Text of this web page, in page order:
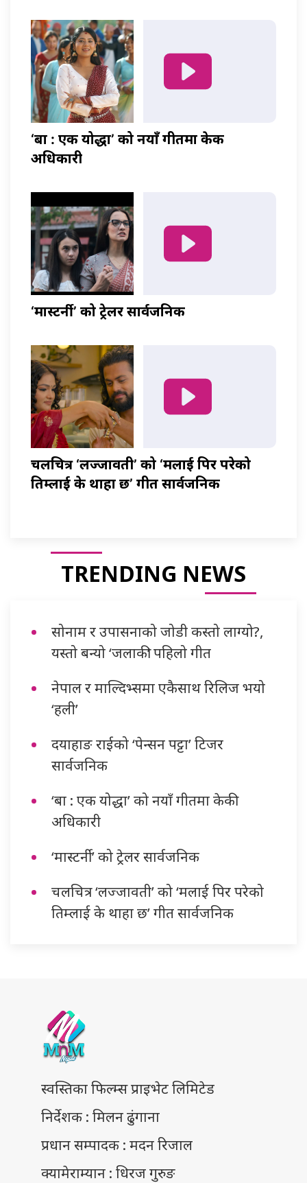
‘बा : एक योद्धा’ को नयाँ गीतमा केकी
अधिकारी
‘मास्टर्नी’ को ट्रेलर सार्वजनिक
चलचित्र ‘लज्जावती’ को ‘मलाई पिर परेको
तिम्लाई के थाहा छ’ गीत सार्वजनिक
TRENDING NEWS
सोनाम र उपासनाको जोडी कस्तो लाग्यो?,
यस्तो बन्यो ‘जलाकी’ पहिलो गीत
नेपाल र माल्दिभ्समा एकैसाथ रिलिज भयो
‘हली’
दयाहाङ राईको ‘पेन्सन पट्टा’ टिजर
सार्वजनिक
‘बा : एक योद्धा’ को नयाँ गीतमा केकी
अधिकारी
‘मास्टर्नी’ को ट्रेलर सार्वजनिक
चलचित्र ‘लज्जावती’ को ‘मलाई पिर परेको
तिम्लाई के थाहा छ’ गीत सार्वजनिक
स्वस्तिका फिल्म्स प्राइभेट लिमिटेड
निर्देशक : मिलन ढुंगाना
प्रधान सम्पादक : मदन रिजाल
क्यामेराम्यान : धिरज गुरुङ